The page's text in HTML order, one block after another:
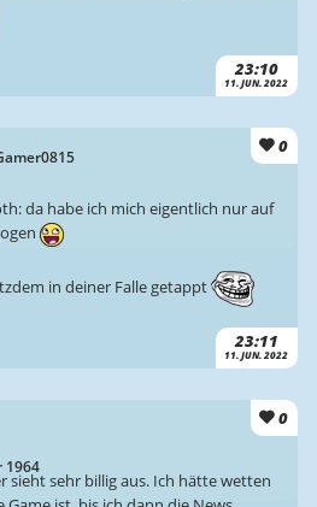
23:10
11. JUN. 2022
0
23:11
11. JUN. 2022
da habe ich mich eigentlich nur auf
in deiner Falle getappt
1964
0
sieht sehr billig aus. Ich hätte wetten